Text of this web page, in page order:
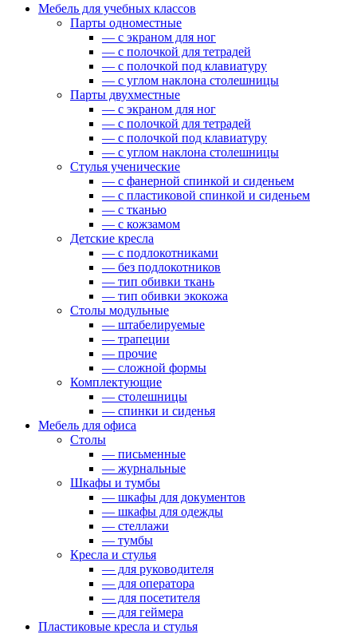
Мебель для учебных классов
Парты одноместные
— c экраном для ног
— c полочкой для тетрадей
— c полочкой под клавиатуру
— c углом наклона столешницы
Парты двухместные
— c экраном для ног
— c полочкой для тетрадей
— c полочкой под клавиатуру
— c углом наклона столешницы
Стулья ученические
— c фанерной спинкой и сиденьем
— c пластиковой спинкой и сиденьем
— c тканью
— c кожзамом
Детские кресла
— с подлокотниками
— без подлокотников
— тип обивки ткань
— тип обивки экокожа
Столы модульные
— штабелируемые
— трапеции
— прочие
— сложной формы
Комплектующие
— столешницы
— спинки и сиденья
Мебель для офиса
Столы
— письменные
— журнальные
Шкафы и тумбы
— шкафы для документов
— шкафы для одежды
— стеллажи
— тумбы
Кресла и стулья
— для руководителя
— для оператора
— для посетителя
— для геймера
Пластиковые кресла и стулья